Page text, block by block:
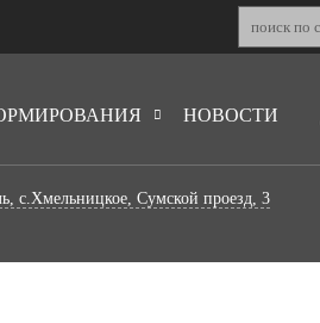
НОВОСТИ
с.Хмельницкое, Сумской проезд, 3